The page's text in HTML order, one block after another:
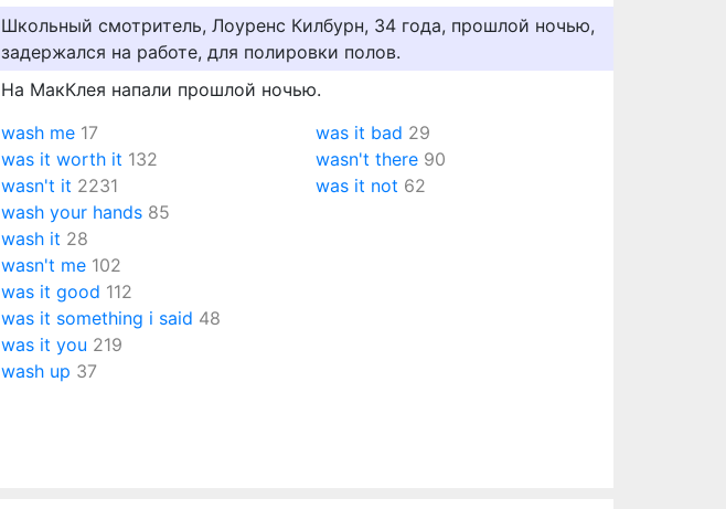
Школьный смотритель, Лоуренс Килбурн, 34 года, прошлой ночью,
задержался на работе, для полировки полов.
На МакКлея напали прошлой ночью.
wash me 17
was it worth it 132
wasn't it 2231
wash your hands 85
wash it 28
wasn't me 102
was it good 112
was it something i said 48
was it you 219
wash up 37
was it bad 29
wasn't there 90
was it not 62